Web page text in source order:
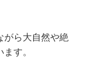
がら大自然や絶
す。